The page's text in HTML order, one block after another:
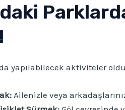
yapılabilecek aktiviteler
Ailenizle veya